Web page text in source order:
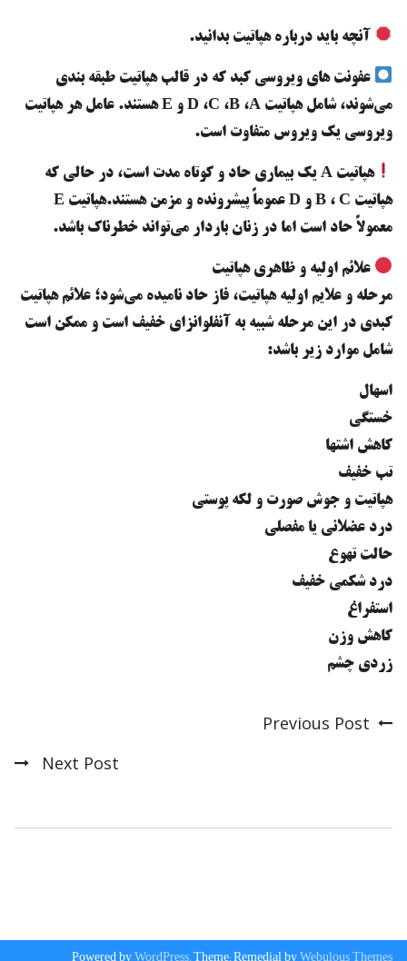
آنچه باید درباره هپاتیت بدانید.
عفونت های ویروسی کبد که در قالب هپاتیت طبقه بندی
می‌شوند، شامل هپاتیت D ،C ،B ،A و E هستند. عامل هر هپاتیت
ویروسی یک ویروس متفاوت است.
هپاتیت A یک بیماری حاد و کوتاه مدت است، در حالی که
هپاتیت B ، C و D عموماً پیشرونده و مزمن هستند.هپاتیت E
معمولاً حاد است اما در زنان باردار می‌تواند خطرناک باشد.
علائم اولیه و ظاهری هپاتیت
مرحله و علایم اولیه هپاتیت، فاز حاد نامیده می‌شود؛ علائم هپاتیت
کبدی در این مرحله شبیه به آنفلوانزای خفیف است و ممکن است
شامل موارد زیر باشد:
اسهال
خستگی
کاهش اشتها
تب خفیف
هپاتیت و جوش صورت و لکه پوستی
درد عضلانی یا مفصلی
حالت تهوع
درد شکمی خفیف
استفراغ
کاهش وزن
زردی چشم
Post
navigation
Previous Post
Next Post